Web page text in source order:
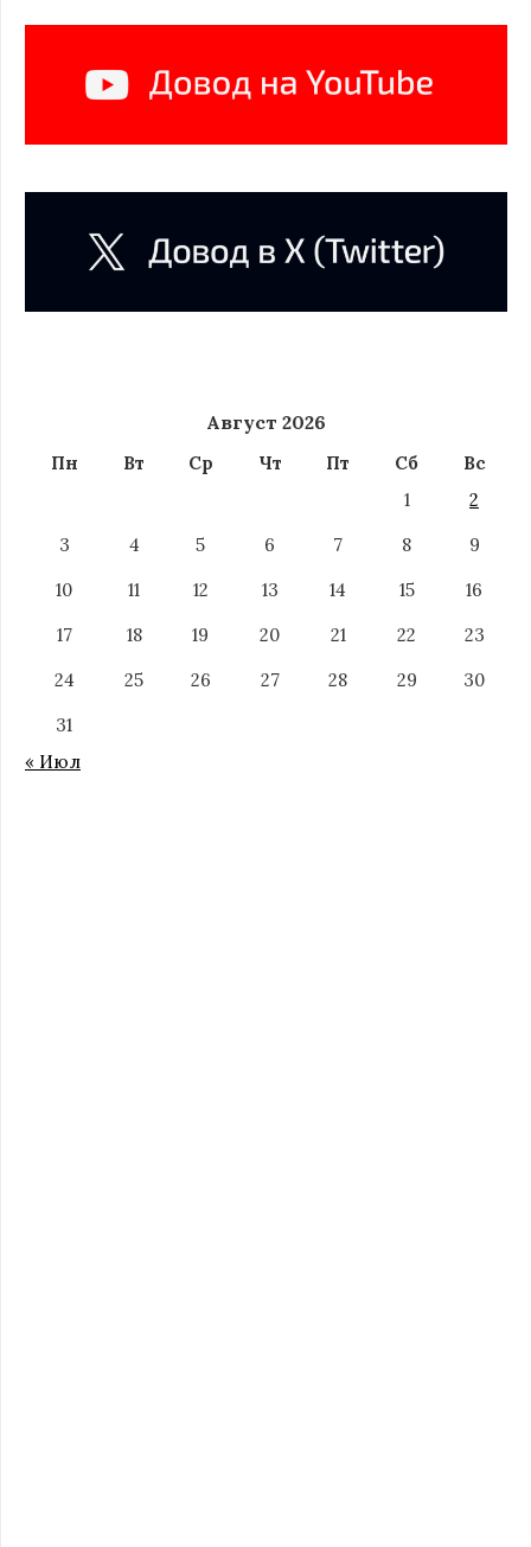
Август 2026
Пн Вт Ср Чт Пт Сб
Вс
1
2
3
4 5 6 7 8
9
10
11 12 13 14 15
16
17
18 19 20 21 22
23
24
25 26 27 28 29
30
31
« Июл